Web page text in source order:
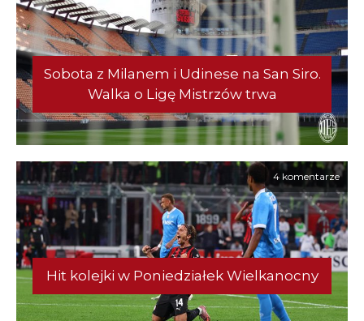
Sobota z Milanem i Udinese na San Siro.
Walka o Ligę Mistrzów trwa
4 komentarze
Hit kolejki w Poniedziałek Wielkanocny